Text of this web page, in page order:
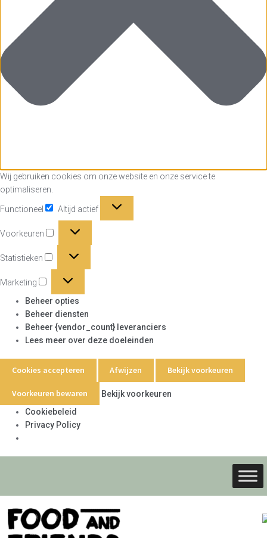
Wij gebruiken cookies om onze website en onze service te
optimaliseren.
Functioneel Altijd actief
Voorkeuren
Statistieken
Marketing
Marketing
Beheer opties
Beheer diensten
Beheer {vendor_count} leveranciers
Lees meer over deze doeleinden
Cookies accepteren Afwijzen Bekijk voorkeuren
Voorkeuren bewaren
Bekijk voorkeuren
Cookiebeleid
Privacy Policy
Ga
door
naar
Ga
naar
de